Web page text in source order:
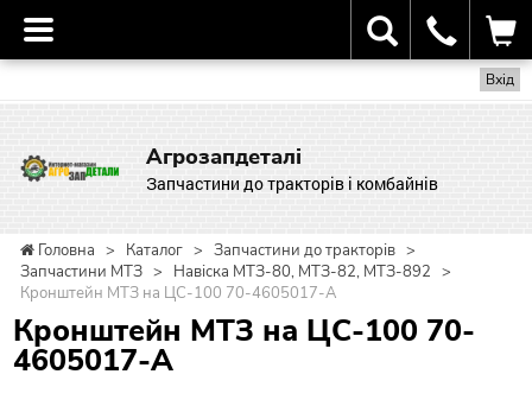
Вхід
Агрозапдеталі
Запчастини до тракторів і комбайнів
Головна > Каталог > Запчастини до тракторів >
Запчастини МТЗ > Навіска МТЗ-80, МТЗ-82, МТЗ-892 >
Кронштейн МТЗ на ЦС-100 70-4605017-А
Кронштейн МТЗ на ЦС-100 70-
4605017-А